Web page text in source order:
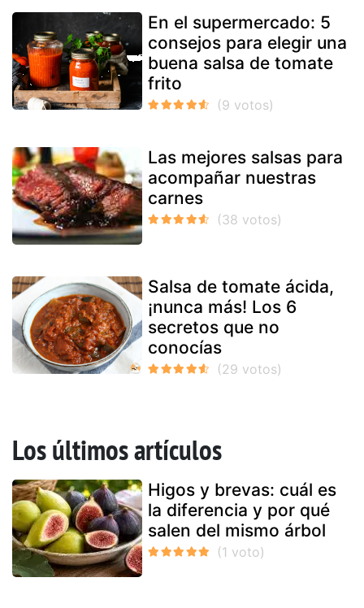
En el supermercado: 5
consejos para elegir una
buena salsa de tomate
frito
Las mejores salsas para
acompañar nuestras
carnes
Salsa de tomate ácida,
¡nunca más! Los 6
secretos que no
conocías
Los últimos artículos
Higos y brevas: cuál es
la diferencia y por qué
salen del mismo árbol